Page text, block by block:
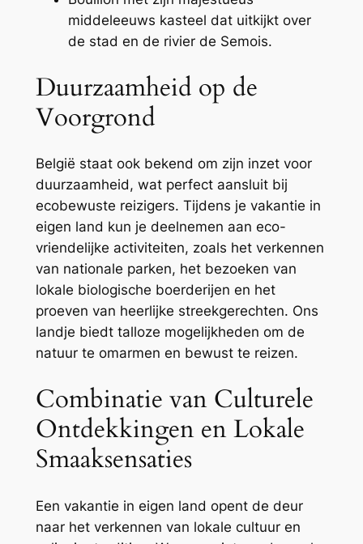
middeleeuws kasteel dat uitkijkt over
de stad en de rivier de Semois.
Duurzaamheid op de
Voorgrond
België staat ook bekend om zijn inzet voor
duurzaamheid, wat perfect aansluit bij
ecobewuste reizigers. Tijdens je vakantie in
eigen land kun je deelnemen aan eco-
vriendelijke activiteiten, zoals het verkennen
van nationale parken, het bezoeken van
lokale biologische boerderijen en het
proeven van heerlijke streekgerechten. Ons
landje biedt talloze mogelijkheden om de
natuur te omarmen en bewust te reizen.
Combinatie van Culturele
Ontdekkingen en Lokale
Smaaksensaties
Een vakantie in eigen land opent de deur
naar het verkennen van lokale cultuur en